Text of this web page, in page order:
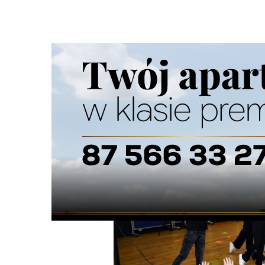
Ścieżka
nawigacyjna
Strona główna
Z ŻYCIA MIASTA 28/04/2024/ 4 Komentarzy
Tańczyli Zumbę i zbierali środki na koty